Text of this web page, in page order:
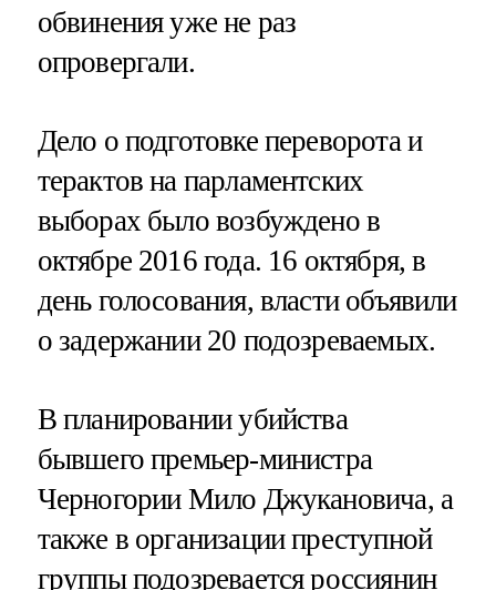
обвинения уже не раз
опровергали.
Дело о подготовке переворота и
терактов на парламентских
выборах было возбуждено в
октябре 2016 года. 16 октября, в
день голосования, власти объявили
о задержании 20 подозреваемых.
В планировании убийства
бывшего премьер-министра
Черногории Мило Джукановича, а
также в организации преступной
группы подозревается россиянин